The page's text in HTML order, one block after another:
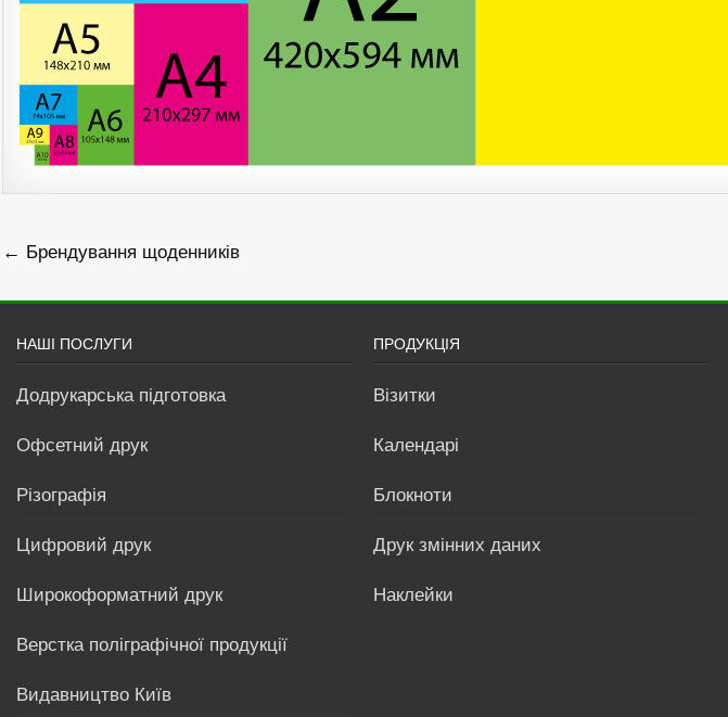
Навігація
← Брендування щоденників
НАШІ ПОСЛУГИ
Додрукарська підготовка
Офсетний друк
Різографія
Цифровий друк
Широкоформатний друк
Верстка поліграфічної продукції
Видавництво Київ
ПРОДУКЦІЯ
Візитки
Календарі
Блокноти
Друк змінних даних
Наклейки